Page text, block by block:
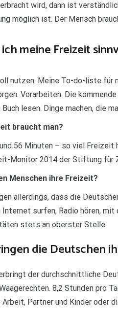
wird, dann ist
möglich ist. Der Mensch
meine Freizeit
nutzen: Meine To-do-liste für
Vorarbeiten. Die
Buch lesen. Dinge machen, die
braucht man?
56 Minuten – so viel
Monitor 2014 der Stiftung für
Menschen ihre Freizeit?
allerdings, dass die
Internet surfen, Radio hören,
stets an oberster Stelle.
die Deutschen
der durchschnittliche
8,2 Stunden pro
Partner und Kinder oder